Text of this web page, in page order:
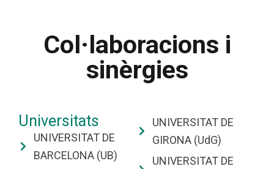
Col·laboracions i
sinèrgies
Universitats
UNIVERSITAT DE
BARCELONA (UB)
UNIVERSITAT DE
GIRONA (UdG)
UNIVERSITAT DE